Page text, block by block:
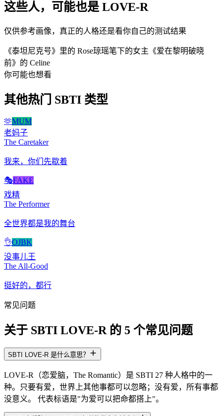
这些人，可能也是 LOVE-R
仅供参考画像，真正的人格还是看你自己的测试结果
《泰坦尼克号》里的 Rose琼瑶笔下的女主 《爱在黎明破晓
前》的 Celine
你可能也想看
其他热门 SBTI 类型
🫶MUM
老妈子
The Caretaker
我来，你们先歇着
🎭FAKE
戏精
The Performer
全世界都是我的舞台
👌OJBK
没事儿王
The All-Good
挺好的，都行
常见问题
关于 SBTI LOVE-R 的 5 个常见问题
SBTI LOVE-R 是什么意思？
LOVE-R（恋爱脑，The Romantic）是 SBTI 27 种人格中的一
种。只要有爱，世界上其他事都可以忽略；没有爱，所有事都
没意义。 代表标语是"为爱可以把命都搭上"。